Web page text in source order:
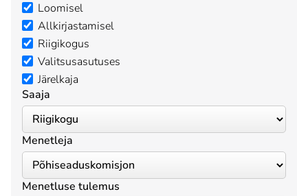
Loomisel
Allkirjastamisel
Riigikogus
Valitsusasutuses
Järelkaja
Saaja
Menetleja
Menetluse tulemus